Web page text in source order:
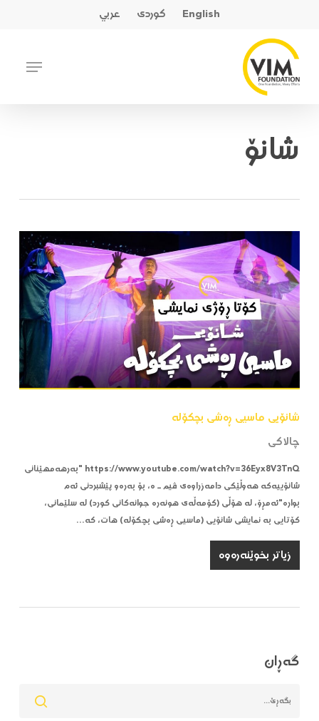
content
English کوردی عربي
Menu
شانۆ
شانۆیی ماسیی ڕەشی بچکۆلە
چالاکی
https://www.youtube.com/watch?v=36Eyx8V3TnQ "بەرهەمهێنانی
شانۆییەکە هەوڵێکی دامەزراوەی ڤیم ـ ە، بۆ بەرەو پێشبردنی ئەم
بوارە"ئەمڕۆ، لە هۆڵی (کۆمەڵەی هونەرە جوانەکانی کورد) لە سلێمانی،
کۆتایی بە نمایشی شانۆیی (ماسیی ڕەشی بچکۆلە) هات، کە…
زیاتر بخوێنەرەوە
گەڕان
Close
Menu